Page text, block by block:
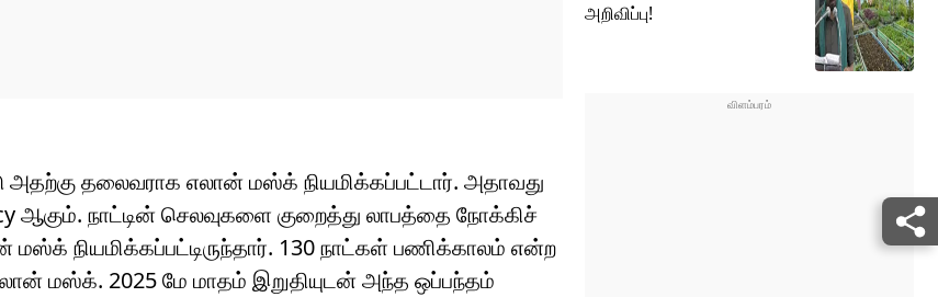
அதற்கு தலைவராக எலான் மஸ்க் நியமிக்கப்பட்டார். அதாவது
ஆகும். நாட்டின் செலவுகளை குறைத்து லாபத்தை நோக்கிச்
நியமிக்கப்பட்டிருந்தார். 130 நாட்கள் பணிக்காலம் என்ற
மஸ்க். 2025 மே மாதம் இறுதியுடன் அந்த ஒப்பந்தம்
அறிவிப்பு!